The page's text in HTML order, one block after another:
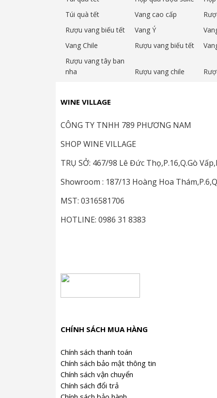
Caso luôn đi đầu trong lĩnh vực thiết kế
Túi quà tết
Vang cao cấp
Rượu vang biếu tết
Vang Ý
Vang Chile
Rượu vang biếu tết
Rượu vang tây ban
nha
Rượu vang chile
WINE VILLAGE
CÔNG TY TNHH 789 PHƯƠNG NAM
SHOP WINE VILLAGE
TRỤ SỞ: 467/98 Lê Đức Thọ,P.16,Q.Gò
Showroom : 187/13 Hoàng Hoa
MST: 0316581706
HOTLINE: 0986 31 8383
CHÍNH SÁCH MUA HÀNG
Chính sách thanh toán
Chính sách bảo mật thông tin
Chính sách vận chuyển
Chính sách đổi trả